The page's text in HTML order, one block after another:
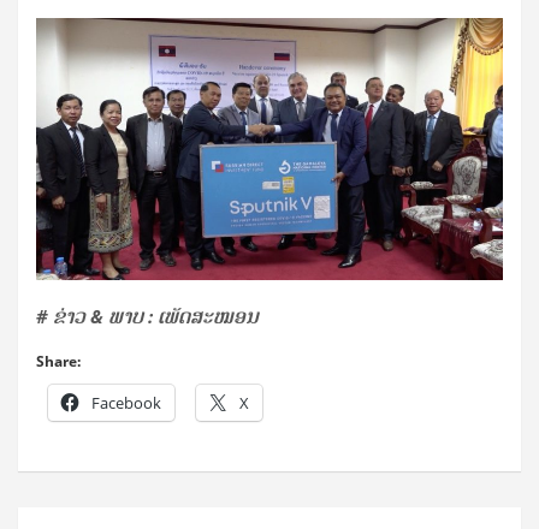
# ຂ່າວ& ພາບ: ເພັດສະໝອນ
Share:
Facebook X